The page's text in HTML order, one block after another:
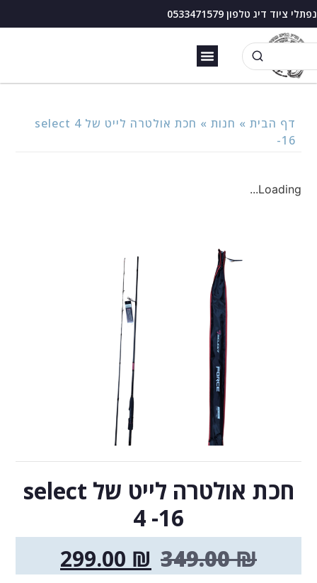
נפתלי ציוד דיג טלפון 0533471579
דף הבית » חנות »
חכת אולטרה לייט של select 4
-16
Loading...
חכת אולטרה לייט של select
4 -16
349.00₪
299.00 ₪